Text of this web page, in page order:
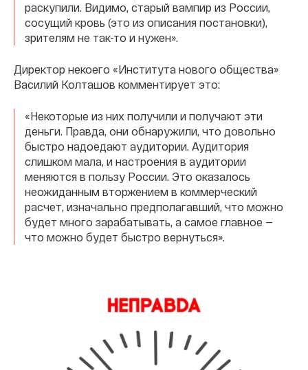
раскупили. Видимо, старый вампир из России,
сосущий кровь (это из описания постановки),
зрителям не так-то и нужен».
Директор некоего «Института нового общества»
Василий Колташов комментирует это:
«Некоторые из них получили и получают эти
деньги. Правда, они обнаружили, что довольно
быстро надоедают аудитории. Аудитория
слишком мала, и настроения в аудитории
меняются в пользу России. Это оказалось
неожиданным вторжением в коммерческий
расчет, изначально предполагавший, что можно
будет много зарабатывать, а самое главное —
что можно будет быстро вернуться».